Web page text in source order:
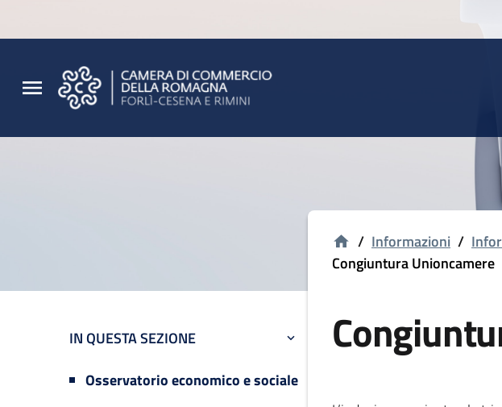
IN QUESTA SEZIONE
Osservatorio economico e sociale
/ Informazioni /
Congiuntura Unioncamere